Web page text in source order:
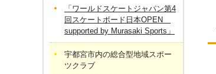
「ワールドスケートジャパン第4
回スケートボード日本OPEN
supported by Murasaki Sports」
宇都宮市内の総合型地域スポー
ツクラブ